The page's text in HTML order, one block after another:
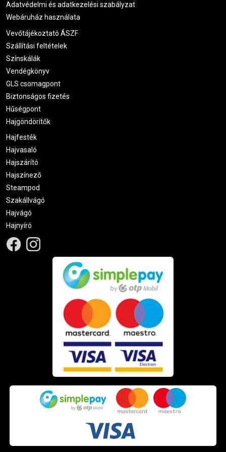
Spatulával vidd fela gyantát a bőrre, a szőrnövekedés
irányában.
Helyezz rá gyantapapírt
mozdulattal húzd le az ellenkező irányba.
Tisztítsd le a bőrt
nyugtató, hidratáló utóápoló terméket.
Adatvédelmi és adatkezelési szabályzat
Webáruház használata
Vevőtájékoztató ÁSZF
Szállítási feltételek
Színskálák
Vendégkönyv
GLS csomagpont
Biztonságos fizetés
Hűségpont
Hajgöndörítők
Hajfesték
Hajvasaló
Hajszárító
Hajszínező
Steampod
Szakállvágó
Hajvágó
Hajnyíró